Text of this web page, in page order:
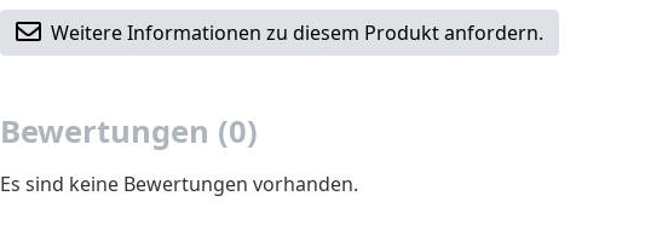
Weitere Informationen zu diesem Produkt anfordern.
Bewertungen (0)
Es sind keine Bewertungen vorhanden.